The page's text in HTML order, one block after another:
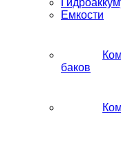
Емкости
баков